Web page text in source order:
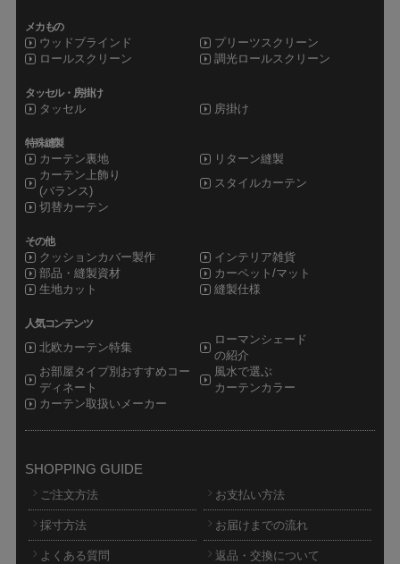
メカもの
ウッドブラインド
プリーツスクリーン
ロールスクリーン
調光ロールスクリーン
タッセル・房掛け
タッセル 房掛け
特殊縫製
カーテン裏地
リターン縫製
カーテン上飾り
(バランス)
スタイルカーテン
切替カーテン
その他
クッションカバー製作
インテリア雑貨
部品・縫製資材
カーペット/マット
生地カット
縫製仕様
人気コンテンツ
北欧カーテン特集
ローマンシェード
の紹介
お部屋タイプ別おすすめコー
ディネート
風水で選ぶ
カーテンカラー
カーテン取扱いメーカー
SHOPPING GUIDE
ご注文方法 お支払い方法
採寸方法 お届けまでの流れ
よくある質問 返品・交換について